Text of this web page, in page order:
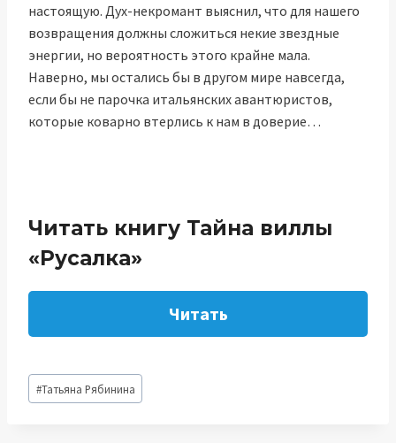
настоящую. Дух-некромант выяснил, что для нашего
возвращения должны сложиться некие звездные
энергии, но вероятность этого крайне мала.
Наверно, мы остались бы в другом мире навсегда,
если бы не парочка итальянских авантюристов,
которые коварно втерлись к нам в доверие…
Читать книгу Тайна виллы
«Русалка»
Читать
Метки
записи:
#Татьяна Рябинина